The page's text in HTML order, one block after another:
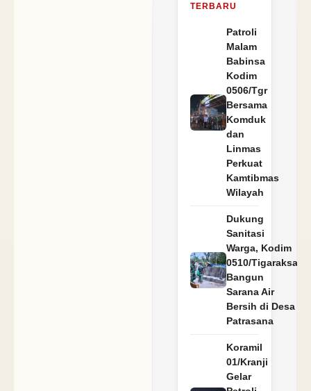
TERBARU
Patroli
Malam
Babinsa
Kodim
0506/Tgr
Bersama
Komduk
dan
Linmas
Perkuat
Kamtibmas
Wilayah
Dukung
Sanitasi
Warga, Kodim
0510/Tigaraksa
Bangun
Sarana Air
Bersih di Desa
Patrasana
Koramil
01/Kranji
Gelar